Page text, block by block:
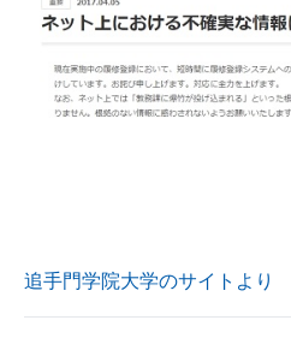
追手門学院大学のサイトより